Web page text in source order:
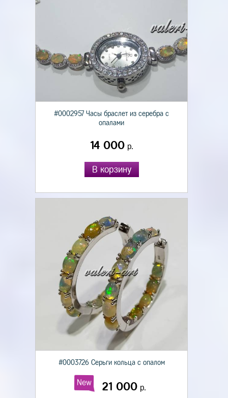
#0002957 Часы браслет из серебра с
опалами
14 000р.
В корзину
#0003726 Серьги кольца с опалом
New 21 000 р.